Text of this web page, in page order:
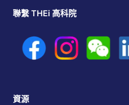
聯繫 THEi 高科院
資源